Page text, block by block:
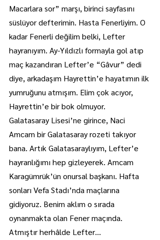
Macarlara sor” marşı, birinci sayfasını
süslüyor defterimin. Hasta Fenerliyim. O
kadar Fenerli değilim belki, Lefter
hayranıyım. Ay-Yıldızlı formayla gol atıp
maç kazandıran Lefter’e “Gâvur” dedi
diye, arkadaşım Hayrettin’e hayatımın ilk
yumruğunu atmışım. Elim çok acıyor,
Hayrettin’e bir bok olmuyor.
Galatasaray Lisesi’ne girince, Naci
Amcam bir Galatasaray rozeti takıyor
bana. Artık Galatasaraylıyım, Lefter’e
hayranlığımı hep gizleyerek. Amcam
Karagümrük’ün onursal başkanı. Hafta
sonları Vefa Stadı’nda maçlarına
gidiyoruz. Benim aklım o sırada
oynanmakta olan Fener maçında.
Atmıştır herhâlde Lefter…